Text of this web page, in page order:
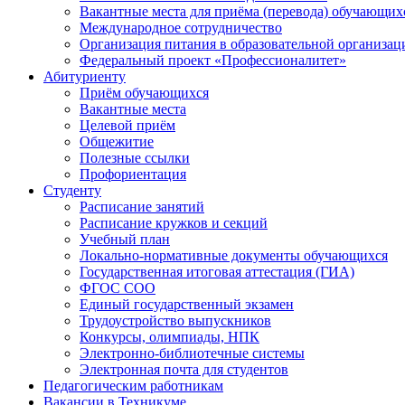
Вакантные места для приёма (перевода)
Международное сотрудничество
Организация питания в образовательной
Федеральный проект «Профессионалитет»
Абитуриенту
Приём обучающихся
Вакантные места
Целевой приём
Общежитие
Полезные ссылки
Профориентация
Студенту
Расписание занятий
Расписание кружков и секций
Учебный план
Локально-нормативные документы обучающихся
Государственная итоговая аттестация (ГИА)
ФГОС СОО
Единый государственный экзамен
Трудоустройство выпускников
Конкурсы, олимпиады, НПК
Электронно-библиотечные системы
Электронная почта для студентов
Педагогическим работникам
Вакансии в Техникуме